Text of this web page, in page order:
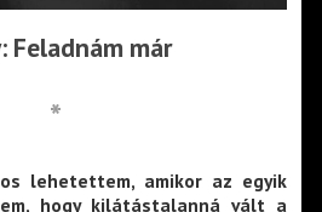
Feladnám már
*
lehetettem, amikor az egyik
hogy kilátástalanná vált a